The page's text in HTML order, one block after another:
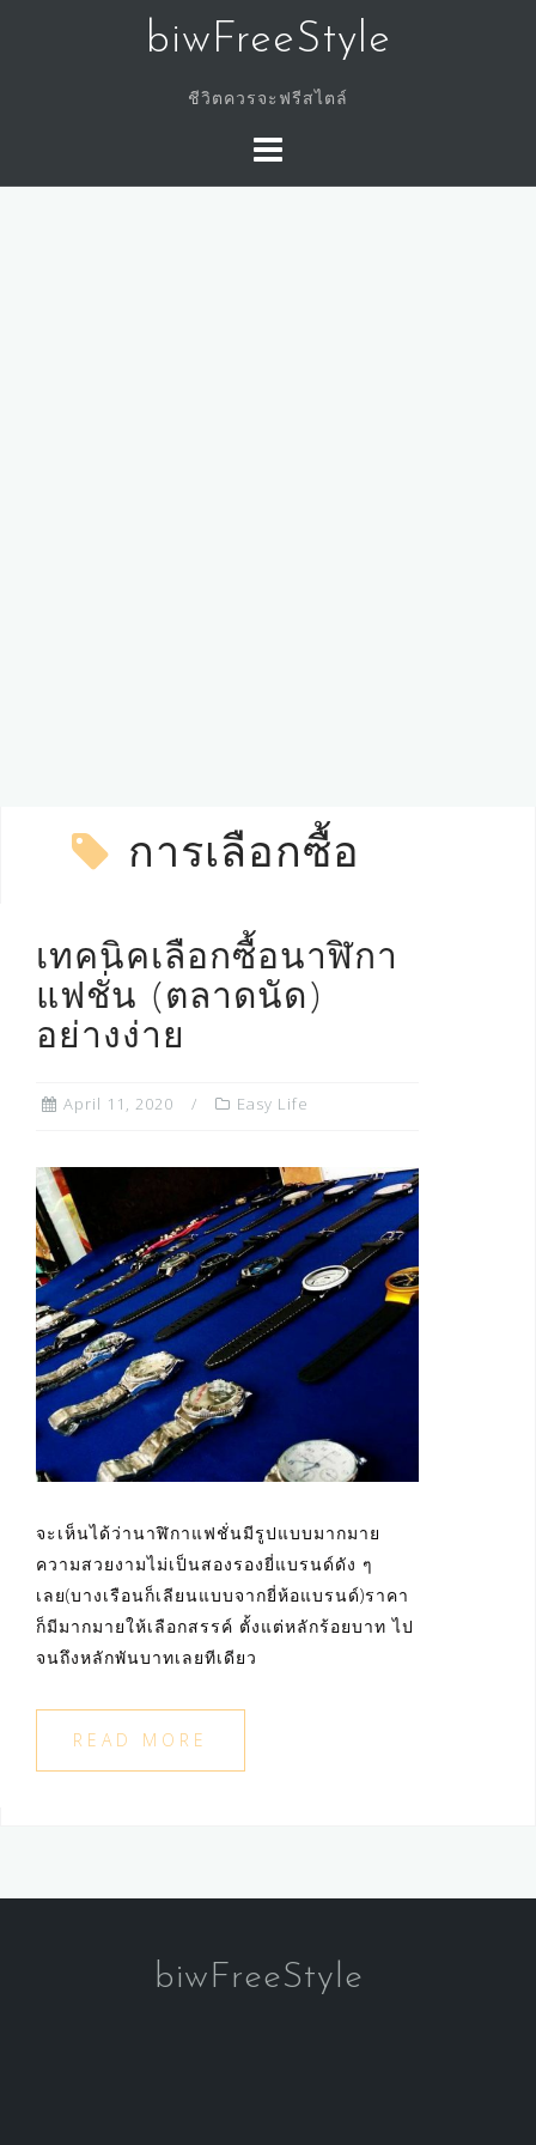
biwFreeStyle
ชีวิตควรจะฟรีสไตล์
การเลือกซื้อ
เทคนิคเลือกซื้อนาฬิกา
แฟชั่น (ตลาดนัด)
อย่างง่าย
April 11, 2020 Easy Life
จะเห็นได้ว่านาฬิกาแฟชั่นมีรูปแบบมากมาย
ความสวยงามไม่เป็นสองรองยี่แบรนด์ดัง ๆ
เลย(บางเรือนก็เลียนแบบจากยี่ห้อแบรนด์)ราคา
ก็มีมากมายให้เลือกสรรค์ ตั้งแต่หลักร้อยบาท ไป
จนถึงหลักพันบาทเลยทีเดียว
READ MORE
biwFreeStyle